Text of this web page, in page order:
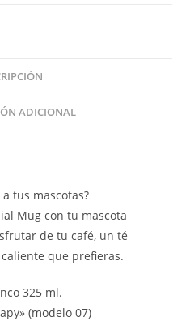
ADICIONAL
tus mascotas?
Mug con tu mascota
de tu café, un té
que prefieras.
325 ml.
(modelo 07)